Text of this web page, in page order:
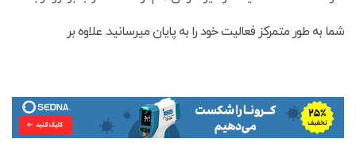
شما به طور متمرکز فعالیت خود را به پایان میرسانید. علاوه بر